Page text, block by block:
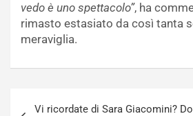
vedo è uno spettacolo”, ha
rimasto estasiato da così tanta
meraviglia.
Vi ricordate di Sara Giacomini?